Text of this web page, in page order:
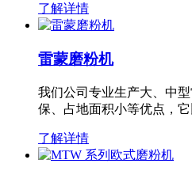
了解详情
雷蒙磨粉机
我们公司专业生产大、中
保、占地面积小等优点，
了解详情